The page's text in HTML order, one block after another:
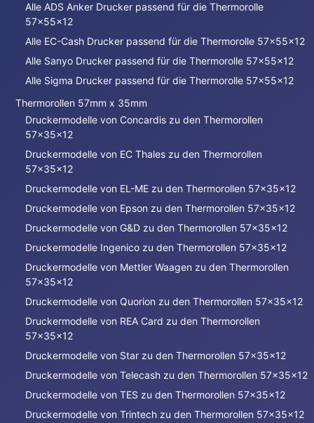
Alle ADS Anker Drucker passend für die Thermorolle
57x55x12
Alle EC-Cash Drucker passend für die Thermorolle 57x55x12
Alle Sanyo Drucker passend für die Thermorolle 57x55x12
Alle Sigma Drucker passend für die Thermorolle 57x55x12
Thermorollen 57mm x 35mm
Druckermodelle von Concardis zu den Thermorollen
57x35x12
Druckermodelle von EC Thales zu den Thermorollen
57x35x12
Druckermodelle von EL-ME zu den Thermorollen 57x35x12
Druckermodelle von Epson zu den Thermorollen 57x35x12
Druckermodelle von G&D zu den Thermorollen 57x35x12
Druckermodelle Ingenico zu den Thermorollen 57x35x12
Druckermodelle von Mettler Waagen zu den Thermorollen
57x35x12
Druckermodelle von Quorion zu den Thermorollen 57x35x12
Druckermodelle von REA Card zu den Thermorollen
57x35x12
Druckermodelle von Star zu den Thermorollen 57x35x12
Druckermodelle von Telecash zu den Thermorollen 57x35x12
Druckermodelle von TES zu den Thermorollen 57x35x12
Druckermodelle von Trintech zu den Thermorollen 57x35x12